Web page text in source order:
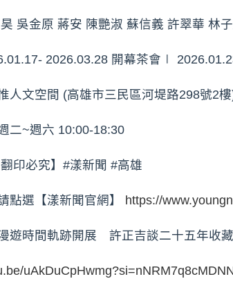
吳金原 蔣安 陳艷淑 蘇信義 許翠華 林
2026.03.28 開幕茶會∣
人文空間 (高雄市三民區河堤路298號2
二~週六 10:00-18:30
翻印必究】#漾新聞 #高雄
點選【漾新聞官網】 https://
遊時間軌跡開展 許正吉談二十五年收